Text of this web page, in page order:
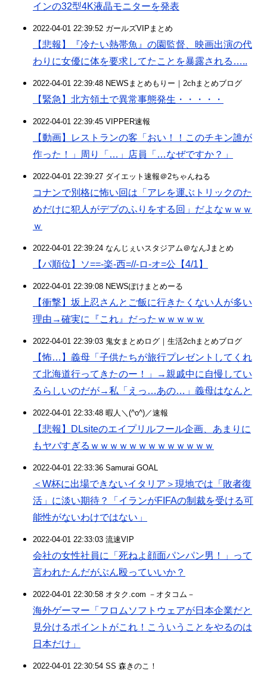
インの32型4K液晶モニターを発表
2022-04-01 22:39:52 ガールズVIPまとめ
【悲報】『冷たい熱帯魚』の園監督、映画出演の代
わりに女優に体を要求してたことを暴露される…..
2022-04-01 22:39:48 NEWSまとめもりー｜2chまとめブログ
【緊急】北方領土で異常事態発生・・・・・
2022-04-01 22:39:45 VIPPER速報
【動画】レストランの客「おい！！このチキン誰が
作った！」周り「…」店員「…なぜですか？」
2022-04-01 22:39:27 ダイエット速報＠2ちゃんねる
コナンで別格に怖い回は「アレを運ぶトリックのた
めだけに犯人がデブのふりをする回」だよなｗｗｗ
ｗ
2022-04-01 22:39:24 なんじぇいスタジアム＠なんJまとめ
【パ順位】ソ==-楽-西=//-ロ-オ=公【4/1】
2022-04-01 22:39:08 NEWSぽけまとめーる
【衝撃】坂上忍さんとご飯に行きたくない人が多い
理由→確実に『これ』だったｗｗｗｗｗ
2022-04-01 22:39:03 鬼女まとめログ｜生活2chまとめブログ
【怖…】義母「子供たちが旅行プレゼントしてくれ
て北海道行ってきたのー！」→親戚中に自慢してい
るらしいのだが→私「えっ…あの…」義母はなんと
2022-04-01 22:33:48 暇人＼(^o^)／速報
【悲報】DLsiteのエイプリルフール企画、あまりに
もヤバすぎるｗｗｗｗｗｗｗｗｗｗｗｗｗ
2022-04-01 22:33:36 Samurai GOAL
＜W杯に出場できないイタリア＞現地では「敗者復
活」に淡い期待？「イランがFIFAの制裁を受ける可
能性がないわけではない」
2022-04-01 22:33:03 流速VIP
会社の女性社員に「死ねよ顔面パンパン男！」って
言われたんだがぶん殴っていいか？
2022-04-01 22:30:58 オタク.com －オタコム－
海外ゲーマー「フロムソフトウェアが日本企業だと
見分けるポイントがこれ！こういうことをやるのは
日本だけ」
2022-04-01 22:30:54 SS 森きのこ！